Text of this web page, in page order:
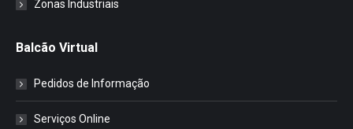
Zonas Industriais
Balcão Virtual
Pedidos de Informação
Serviços Online